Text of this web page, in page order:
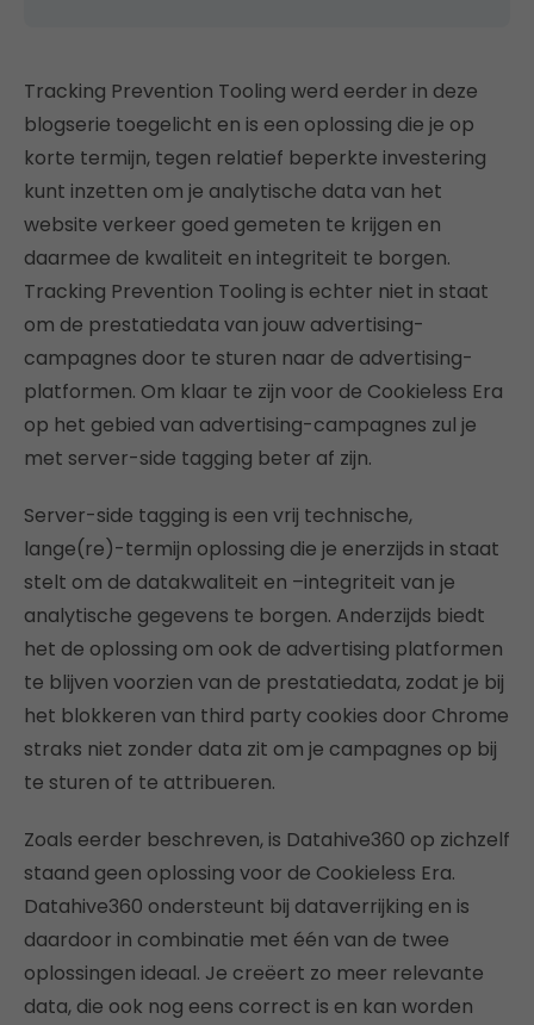
Tracking Prevention Tooling werd eerder in deze
blogserie toegelicht en is een oplossing die je op
korte termijn, tegen relatief beperkte investering
kunt inzetten om je analytische data van het
website verkeer goed gemeten te krijgen en
daarmee de kwaliteit en integriteit te borgen.
Tracking Prevention Tooling is echter niet in staat
om de prestatiedata van jouw advertising-
campagnes door te sturen naar de advertising-
platformen. Om klaar te zijn voor de Cookieless Era
op het gebied van advertising-campagnes zul je
met server-side tagging beter af zijn.
Server-side tagging is een vrij technische,
lange(re)-termijn oplossing die je enerzijds in staat
stelt om de datakwaliteit en –integriteit van je
analytische gegevens te borgen. Anderzijds biedt
het de oplossing om ook de advertising platformen
te blijven voorzien van de prestatiedata, zodat je bij
het blokkeren van third party cookies door Chrome
straks niet zonder data zit om je campagnes op bij
te sturen of te attribueren.
Zoals eerder beschreven, is Datahive360 op zichzelf
staand geen oplossing voor de Cookieless Era.
Datahive360 ondersteunt bij dataverrijking en is
daardoor in combinatie met één van de twee
oplossingen ideaal. Je creëert zo meer relevante
data, die ook nog eens correct is en kan worden